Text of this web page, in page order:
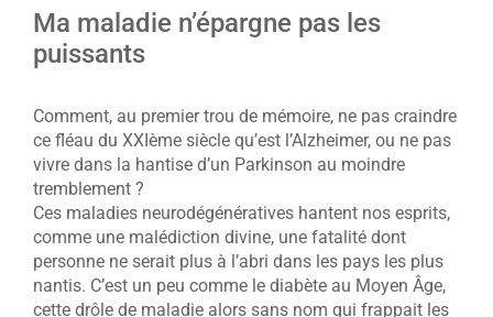
Ma maladie n’épargne pas les
puissants
Comment, au premier trou de mémoire, ne pas craindre
ce fléau du XXIème siècle qu’est l’Alzheimer, ou ne pas
vivre dans la hantise d’un Parkinson au moindre
tremblement ?
Ces maladies neurodégénératives hantent nos esprits,
comme une malédiction divine, une fatalité dont
personne ne serait plus à l’abri dans les pays les plus
nantis. C’est un peu comme le diabète au Moyen Âge,
cette drôle de maladie alors sans nom qui frappait les